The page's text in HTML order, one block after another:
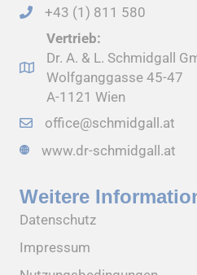
+43 (1) 811 580
Vertrieb:
Dr. A. & L. Schmidgall
Wolfganggasse 45-47
A-1121 Wien
office@schmidgall.at
www.dr-schmidgall.at
Weitere
Datenschutz
Impressum